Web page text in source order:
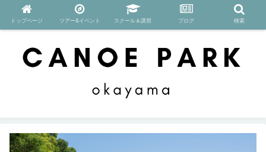
トップページ ツアー&イベント スクール＆講習 ブログ 検索